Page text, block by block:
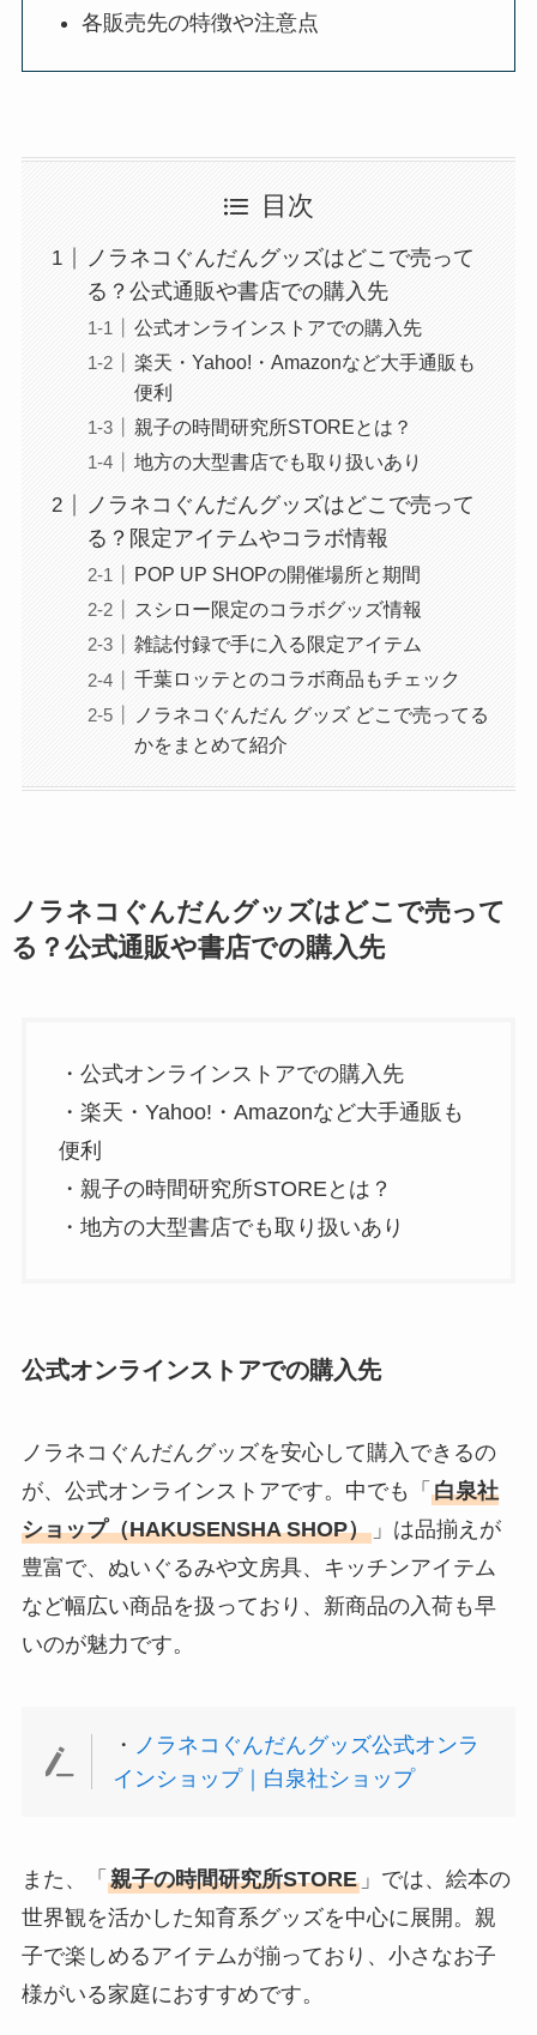
各販売先の特徴や注意点
目次
ノラネコぐんだんグッズはどこで売って
る？公式通販や書店での購入先
公式オンラインストアでの購入先
楽天・Yahoo!・Amazonなど大手通販も
便利
親子の時間研究所STOREとは？
地方の大型書店でも取り扱いあり
ノラネコぐんだんグッズはどこで売って
る？限定アイテムやコラボ情報
POP UP SHOPの開催場所と期間
スシロー限定のコラボグッズ情報
雑誌付録で手に入る限定アイテム
千葉ロッテとのコラボ商品もチェック
ノラネコぐんだん グッズ どこで売ってる
かをまとめて紹介
ノラネコぐんだんグッズはどこで売って
る？公式通販や書店での購入先
・公式オンラインストアでの購入先
・楽天・Yahoo!・Amazonなど大手通販も
便利
・親子の時間研究所STOREとは？
・地方の大型書店でも取り扱いあり
公式オンラインストアでの購入先
ノラネコぐんだんグッズを安心して購入できるの
が、公式オンラインストアです。中でも「 白泉社
ショップ（HAKUSENSHA SHOP）」は品揃えが
豊富で、ぬいぐるみや文房具、キッチンアイテム
など幅広い商品を扱っており、新商品の入荷も早
いのが魅力です。
・ ノラネコぐんだんグッズ公式オンラ
インショップ｜白泉社ショップ
また、「 親子の時間研究所STORE」では、絵本の
世界観を活かした知育系グッズを中心に展開。親
子で楽しめるアイテムが揃っており、小さなお子
様がいる家庭におすすめです。